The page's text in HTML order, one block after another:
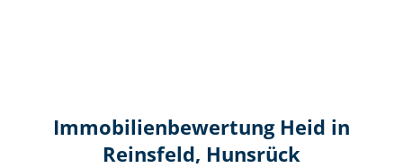
Immobilien­bewertung Heid in
Reinsfeld, Hunsrück